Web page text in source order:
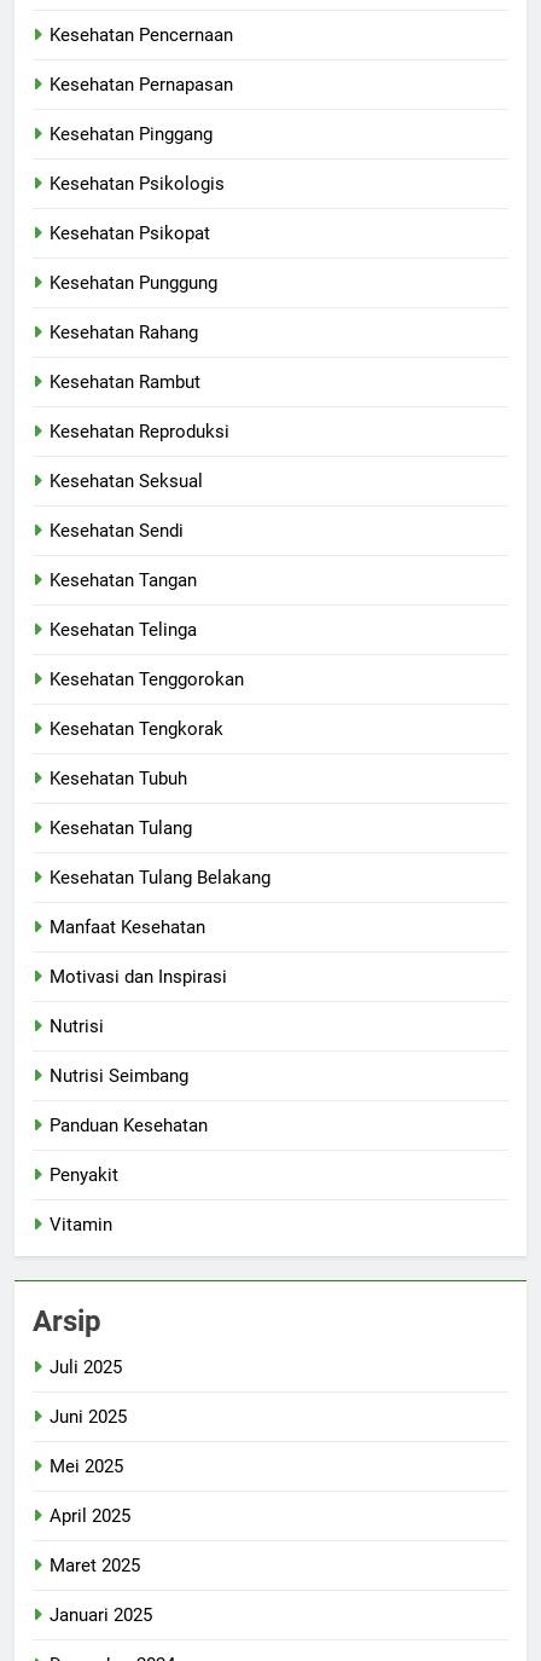
Kesehatan Pencernaan
Kesehatan Pernapasan
Kesehatan Pinggang
Kesehatan Psikologis
Kesehatan Psikopat
Kesehatan Punggung
Kesehatan Rahang
Kesehatan Rambut
Kesehatan Reproduksi
Kesehatan Seksual
Kesehatan Sendi
Kesehatan Tangan
Kesehatan Telinga
Kesehatan Tenggorokan
Kesehatan Tengkorak
Kesehatan Tubuh
Kesehatan Tulang
Kesehatan Tulang Belakang
Manfaat Kesehatan
Motivasi dan Inspirasi
Nutrisi
Nutrisi Seimbang
Panduan Kesehatan
Penyakit
Vitamin
Arsip
Juli 2025
Juni 2025
Mei 2025
April 2025
Maret 2025
Januari 2025